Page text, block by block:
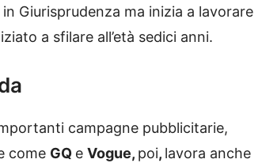
Giurisprudenza ma inizia a lavorare
a sfilare all’età sedici anni.
campagne pubblicitarie,
come GQ e Vogue, poi, lavora anche